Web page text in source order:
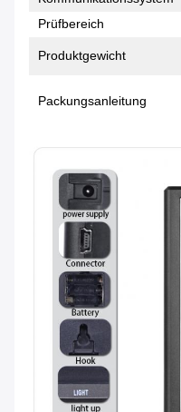
Prüfbereich
Produktgewicht
Packungsanleitung